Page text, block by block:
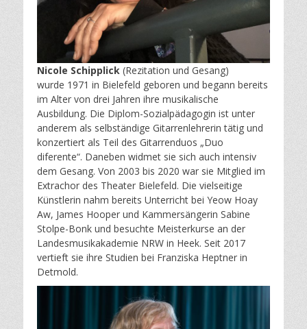
Nicole Schipplick (Rezitation und Gesang)
wurde 1971 in Bielefeld geboren und begann bereits
im Alter von drei Jahren ihre musikalische
Ausbildung. Die Diplom-Sozialpädagogin ist unter
anderem als selbständige Gitarrenlehrerin tätig und
konzertiert als Teil des Gitarrenduos „Duo
diferente“. Daneben widmet sie sich auch intensiv
dem Gesang. Von 2003 bis 2020 war sie Mitglied im
Extrachor des Theater Bielefeld. Die vielseitige
Künstlerin nahm bereits Unterricht bei Yeow Hoay
Aw, James Hooper und Kammersängerin Sabine
Stolpe-Bonk und besuchte Meisterkurse an der
Landesmusikakademie NRW in Heek. Seit 2017
vertieft sie ihre Studien bei Franziska Heptner in
Detmold.